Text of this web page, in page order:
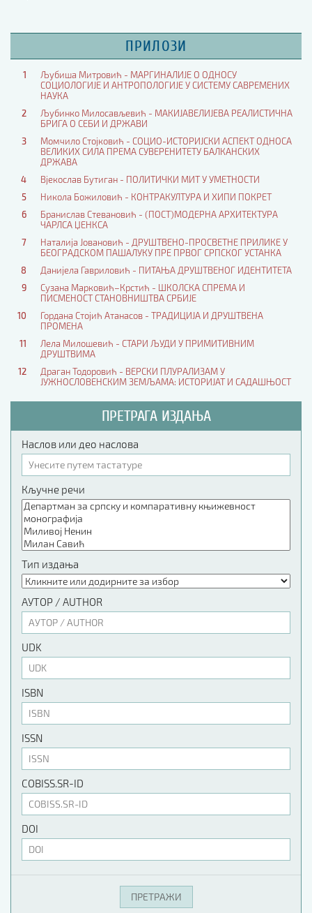
ПРИЛОЗИ
1
Љубиша Митровић - МАРГИНАЛИЈЕ О ОДНОСУ
СОЦИОЛОГИЈЕ И АНТРОПОЛОГИЈЕ У СИСТЕМУ САВРЕМЕНИХ
НАУКА
2
Љубинко Милосављевић - МАКИЈАВЕЛИЈЕВА РЕАЛИСТИЧНА
БРИГА О СЕБИ И ДРЖАВИ
3
Момчило Стојковић - СОЦИО-ИСТОРИЈСКИ АСПЕКТ ОДНОСА
ВЕЛИКИХ СИЛА ПРЕМА СУВЕРЕНИТЕТУ БАЛКАНСКИХ
ДРЖАВА
4
Вјекослав Бутиган - ПОЛИТИЧКИ МИТ У УМЕТНОСТИ
5
Никола Божиловић - КОНТРАКУЛТУРА И ХИПИ ПОКРЕТ
6
Бранислав Стевановић - (ПОСТ)МОДЕРНА АРХИТЕКТУРА
ЧАРЛСА ЏЕНКСА
7
Наталија Јовановић - ДРУШТВЕНО-ПРОСВЕТНЕ ПРИЛИКЕ У
БЕОГРАДСКОМ ПАШАЛУКУ ПРЕ ПРВОГ СРПСКОГ УСТАНКА
8
Данијела Гавриловић - ПИТАЊА ДРУШТВЕНОГ ИДЕНТИТЕТА
9
Сузана Марковић–Крстић - ШКОЛСКА СПРЕМА И
ПИСМЕНОСТ СТАНОВНИШТВА СРБИЈЕ
10
Гордана Стојић Атанасов - ТРАДИЦИЈА И ДРУШТВЕНА
ПРОМЕНА
11
Лела Милошевић - СТАРИ ЉУДИ У ПРИМИТИВНИМ
ДРУШТВИМА
12
Драган Тодоровић - ВЕРСКИ ПЛУРАЛИЗАМ У
ЈУЖНОСЛОВЕНСКИМ ЗЕМЉАМА: ИСТОРИЈАТ И САДАШЊОСТ
ПРЕТРАГА ИЗДАЊА
Наслов или део наслова
Кључне речи
Тип издања
АУТОР / AUTHOR
UDK
ISBN
ISSN
COBISS.SR-ID
DOI